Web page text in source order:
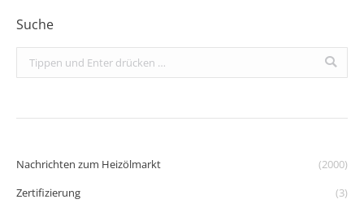
Suche
Search:
Nachrichten zum Heizölmarkt
(2000)
Zertifizierung
(3)